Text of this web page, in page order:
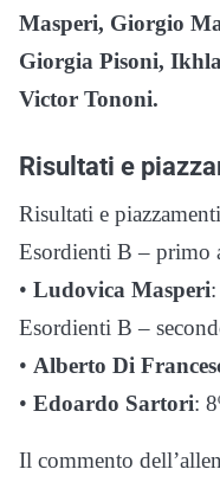
Masperi, Giorgio
Giorgia Pisoni,
Victor Tononi.
Risultati e
Risultati e
Esordienti B – primo
• Ludovica Masperi
Esordienti B –
• Alberto Di
• Edoardo Sartori:
Il commento